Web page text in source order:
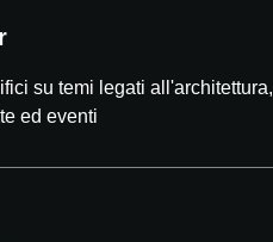
su temi legati all'architettura,
ed eventi